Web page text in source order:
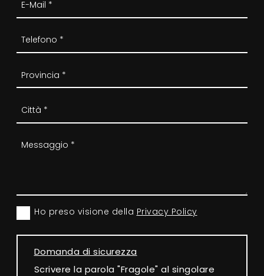
Ho preso visione della Privacy Policy
Domanda di sicurezza
Scrivere la parola "Fragole" al singolare